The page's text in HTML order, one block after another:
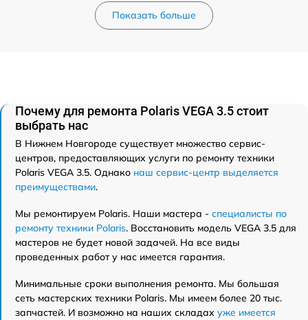
Показать больше
Почему для ремонта Polaris VEGA 3.5 стоит
выбрать нас
В Нижнем Новгороде существует множество сервис-
центров, предоставляющих услуги по ремонту техники
Polaris VEGA 3.5. Однако наш сервис-центр выделяется
преимуществами.
Мы ремонтируем Polaris. Наши мастера - специалисты по
ремонту техники Polaris. Восстановить модель VEGA 3.5 для
мастеров не будет новой задачей. На все виды
проведенных работ у нас имеется гарантия.
Минимальные сроки выполнения ремонта. Мы большая
сеть мастерских техники Polaris. Мы имеем более 20 тыс.
запчастей. И возможно на наших складах уже имеется